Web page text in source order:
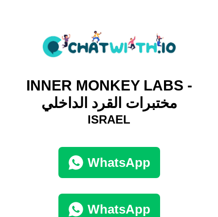
INNER MONKEY LABS -
مختبرات القرد الداخلي
ISRAEL
WhatsApp
WhatsApp